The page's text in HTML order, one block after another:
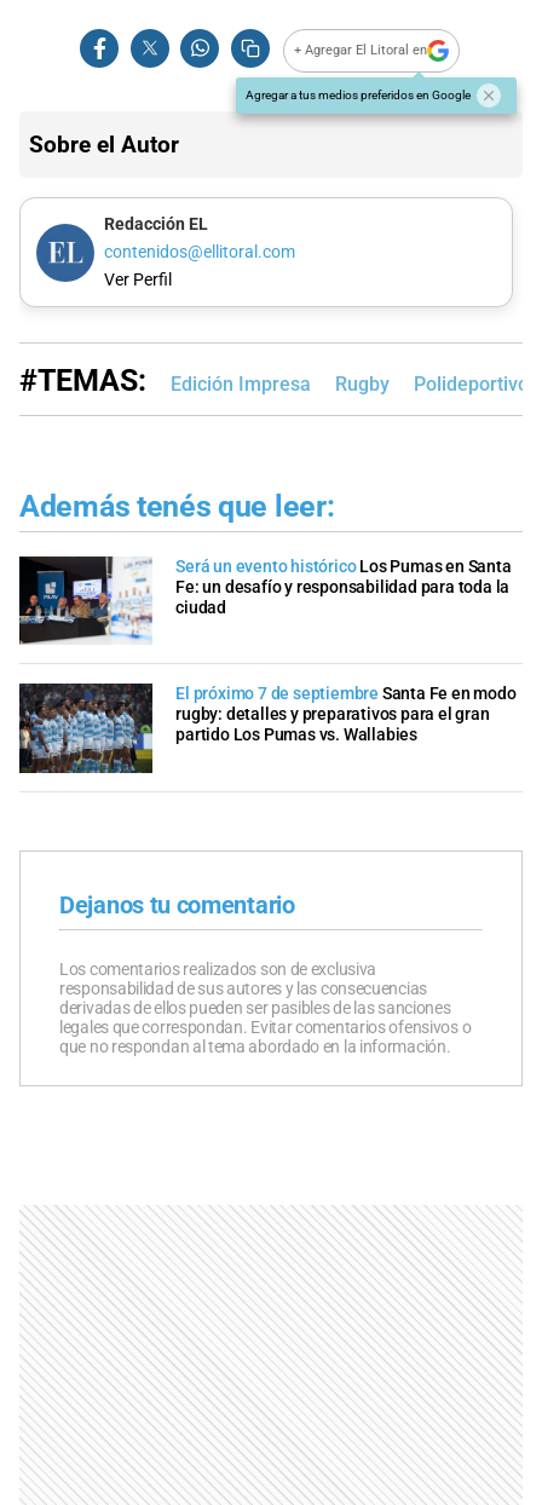
+ Agregar El Litoral en
Agregar a tus medios preferidos en Google
Sobre el Autor
Redacción EL
contenidos@ellitoral.com
Ver Perfil
#TEMAS: Edición Impresa Rugby Polideportivo
Además tenés que leer:
Será un evento histórico Los Pumas en Santa
Fe: un desafío y responsabilidad para toda la
ciudad
El próximo 7 de septiembre Santa Fe en modo
rugby: detalles y preparativos para el gran
partido Los Pumas vs. Wallabies
Dejanos tu comentario
Los comentarios realizados son de exclusiva
responsabilidad de sus autores y las consecuencias
derivadas de ellos pueden ser pasibles de las sanciones
legales que correspondan. Evitar comentarios ofensivos o
que no respondan al tema abordado en la información.